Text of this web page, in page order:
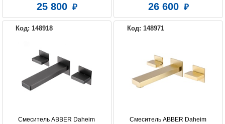
черный матовый
25 800
монтажа, никель
26 600
Код: 148918
Смеситель ABBER Daheim
Код: 148971
Смеситель ABBER Daheim